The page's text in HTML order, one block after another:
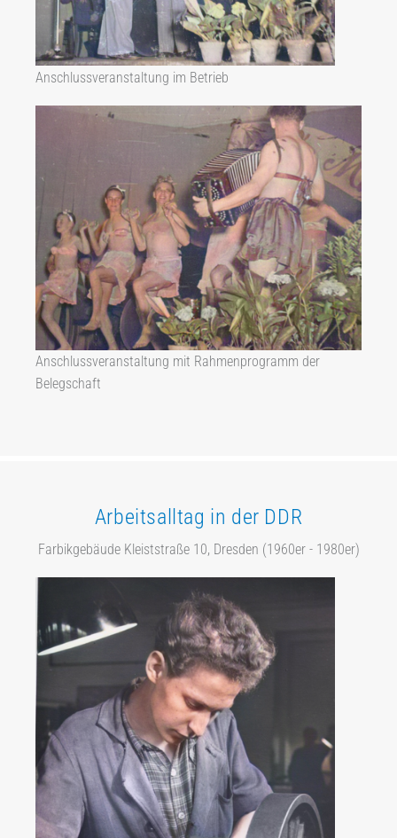
Anschlussveranstaltung im Betrieb
Anschlussveranstaltung mit Rahmenprogramm der
Belegschaft
Arbeitsalltag in der DDR
Farbikgebäude Kleiststraße 10, Dresden (1960er - 1980er)